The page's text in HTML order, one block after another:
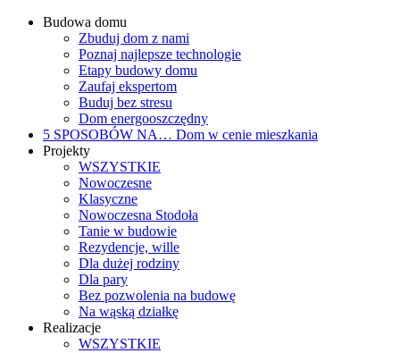
Budowa domu
Zbuduj dom z nami
Poznaj najlepsze technologie
Etapy budowy domu
Zaufaj ekspertom
Buduj bez stresu
Dom energooszczędny
5 SPOSOBÓW NA… Dom w cenie mieszkania
Projekty
WSZYSTKIE
Nowoczesne
Klasyczne
Nowoczesna Stodoła
Tanie w budowie
Rezydencje, wille
Dla dużej rodziny
Dla pary
Bez pozwolenia na budowę
Na wąską działkę
Realizacje
WSZYSTKIE